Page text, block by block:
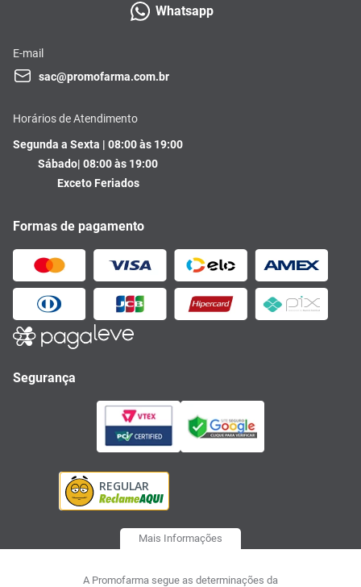
Whatsapp
E-mail
sac@promofarma.com.br
Horários de Atendimento
Segunda a Sexta | 08:00 às 19:00
Sábado| 08:00 às 19:00
Exceto Feriados
Formas de pagamento
Segurança
Mais Informações
A Promofarma segue as determinações da